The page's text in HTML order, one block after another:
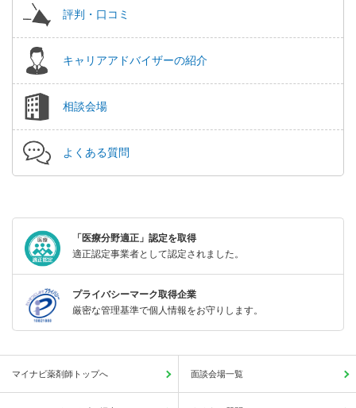
評判・口コミ
キャリアアドバイザーの紹介
相談会場
よくある質問
「医療分野適正」認定を取得
適正認定事業者として認定されました。
プライバシーマーク取得企業
厳密な管理基準で個人情報をお守りします。
マイナビ薬剤師トップへ 面談会場一覧